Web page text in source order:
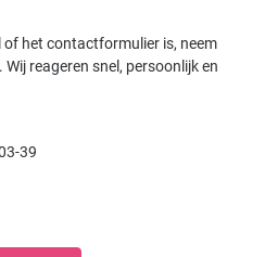
of het contactformulier is, neem
reageren snel, persoonlijk en
39